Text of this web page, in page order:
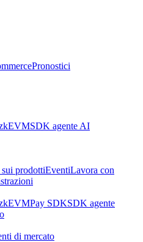
Pronostici
SDK agente AI
prodottiEventiLavora con
Pay SDKSDK agente
di mercato